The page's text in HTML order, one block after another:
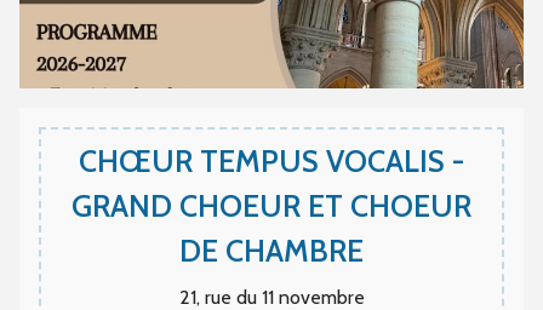
CHŒUR TEMPUS VOCALIS -
GRAND CHOEUR ET CHOEUR
DE CHAMBRE
21, rue du 11 novembre